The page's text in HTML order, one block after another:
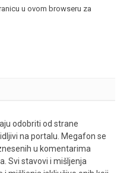
u ovom browseru za
odobriti od strane
na portalu. Megafon se
u komentarima
Svi stavovi i mišljenja